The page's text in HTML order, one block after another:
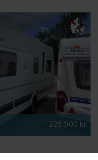
229.900 kr.